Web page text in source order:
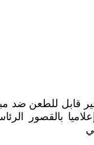
قابل للطعن ضد
بالقصور